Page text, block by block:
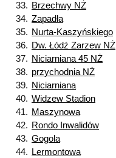
33. Brzechwy NŻ
34. Zapadła
35. Nurta-Kaszyńskiego
36. Dw. Łódź Zarzew NŻ
37. Niciarniana 45 NŻ
38. przychodnia NŻ
39. Niciarniana
40. Widzew Stadion
41. Maszynowa
42. Rondo Inwalidów
43. Gogola
44. Lermontowa